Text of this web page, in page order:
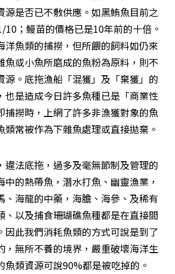
源是否已不敷供應。如黑鮪魚目前之
10；鰻苗的價格已是10年前的十倍。
洋魚類的捕撈，但所餵的飼料如仍來
魚或小魚所磨成的魚粉為原料，則不
源。底拖漁船「混獲」及「棄獲」的
也是造成今日許多魚種已是「商業性
捕撈時，上網了許多非漁獲對象的魚
常被作為下雜魚處理或直接拋棄。
違法底拖，過多及毫無節制及管理的
的熱帶魚，潛水打魚、幽靈漁業，
、海龍的中藥，海膽、海參、及稀有
、以及捕食珊瑚礁魚種都是在直接間
因此我們消耗魚類的方式可說是到了
，無所不養的境界，嚴重破壞海洋生
魚類資源可說90%都是被吃掉的。